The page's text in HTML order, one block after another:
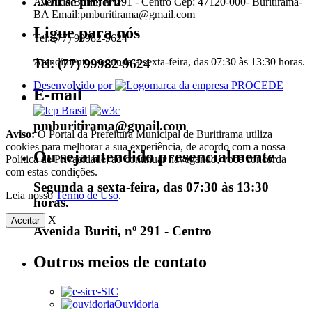
Ligue para nós
Tel: (77) 99982-9624
E-mail
pmburitirama@gmail.com
Ou seja atendido presencialmente
Segunda a sexta-feira, das 07:30 às 13:30
horas.
Avenida Buriti, nº 291 - Centro
Outros meios de contato
e-SIC
Ouvidoria
BA Email:pmburitirama@gmail.com
Tel: (77) 99982-9624
Atendimento: segunda a sexta-feira, das 07:30 às 13:30 horas.
Desenvolvido por
Aviso:O Portal da Prefeitura Municipal de Buritirama utiliza
cookies para melhorar a sua experiência, de acordo com a nossa
Política de Privacidade, ao continuar navegando, você concorda
com estas condições.
Leia nossoTermo de Uso.
Aceitar X